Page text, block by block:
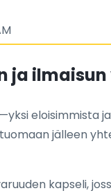
ja
eloisimmista
jälleen
kapseli,